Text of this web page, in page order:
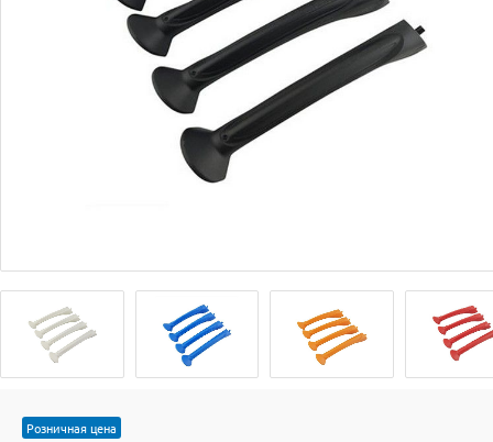
Розничная цена